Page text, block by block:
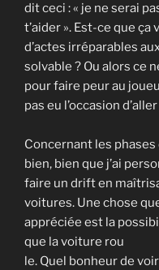
dit ceci : « je ne serai
t’aider ». Est-ce que
d’actes irréparables
solvable ? Ou alors ce
pour faire peur au
pas eu l’occasion
Concernant les
bien, bien que j’ai
faire un drift en
voitures. Une chose
appréciée est la
que la voiture rou
le. Quel bonheur de